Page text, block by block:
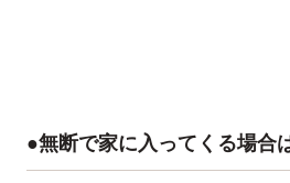
●無断で家に入ってくる場合